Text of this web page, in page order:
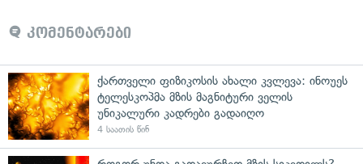
კომენტარები
ქართველი ფიზიკოსის ახალი კვლევა: ინოუეს
ტელესკოპმა მზის მაგნიტური ველის
უნიკალური კადრები გადაიღო
4 საათის წინ